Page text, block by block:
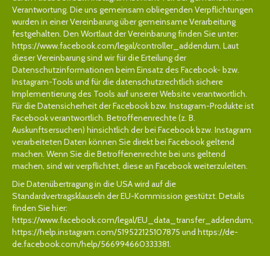
Verantwortung. Die uns gemeinsam obliegenden Verpflichtungen
wurden in einer Vereinbarung über gemeinsame Verarbeitung
festgehalten. Den Wortlaut der Vereinbarung finden Sie unter:
https://www.facebook.com/legal/controller_addendum. Laut
dieser Vereinbarung sind wir für die Erteilung der
Datenschutzinformationen beim Einsatz des Facebook- bzw.
Instagram-Tools und für die datenschutzrechtlich sichere
Implementierung des Tools auf unserer Website verantwortlich.
Für die Datensicherheit der Facebook bzw. Instagram-Produkte ist
Facebook verantwortlich. Betroffenenrechte (z. B.
Auskunftsersuchen) hinsichtlich der bei Facebook bzw. Instagram
verarbeiteten Daten können Sie direkt bei Facebook geltend
machen. Wenn Sie die Betroffenenrechte bei uns geltend
machen, sind wir verpflichtet, diese an Facebook weiterzuleiten.
Die Datenübertragung in die USA wird auf die
Standardvertragsklauseln der EU-Kommission gestützt. Details
finden Sie hier:
https://www.facebook.com/legal/EU_data_transfer_addendum,
https://help.instagram.com/519522125107875 und https://de-
de.facebook.com/help/566994660333381.